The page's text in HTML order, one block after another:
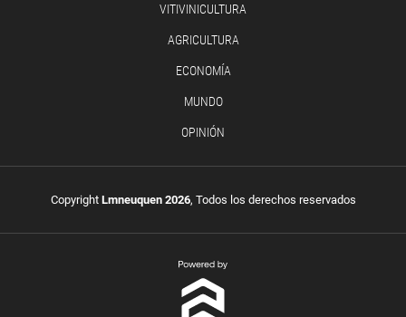
VITIVINICULTURA
AGRICULTURA
ECONOMÍA
MUNDO
OPINIÓN
Copyright Lmneuquen 2026, Todos los derechos reservados